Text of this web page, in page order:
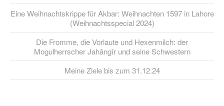
Eine Weihnachtskrippe für Akbar: Weihnachten 1597 in Lahore
(Weihnachtsspecial 2024)
Die Fromme, die Vorlaute und Hexenmilch: der
Mogulherrscher Jahângîr und seine Schwestern
Meine Ziele bis zum 31.12.24